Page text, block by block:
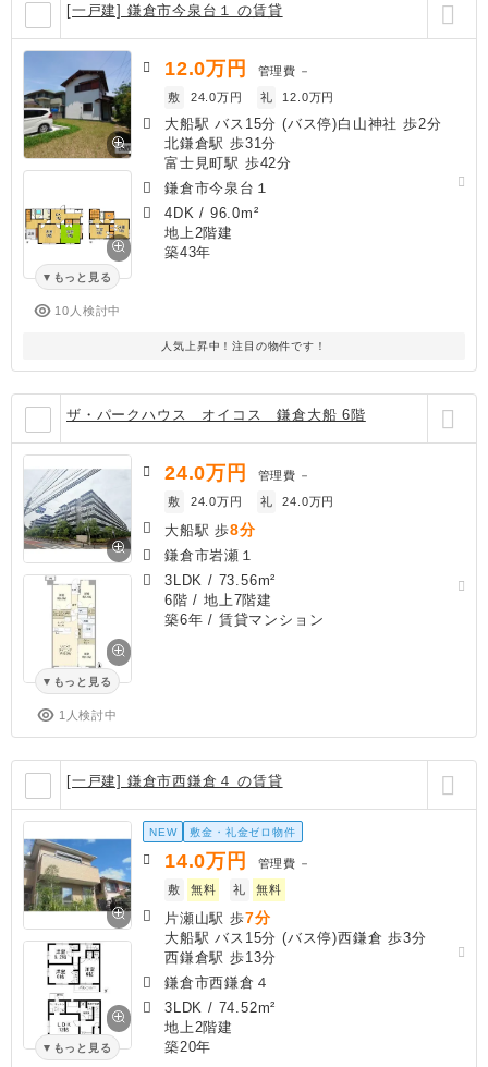
[一戸建] 鎌倉市今泉台１ の賃貸
もっと見る
10人検討中
12.0万円 管理費 －
敷
24.0万円 礼 12.0万円
大船駅 バス15分 (バス停)白山神社 歩2分
北鎌倉駅 歩31分
富士見町駅 歩42分
鎌倉市今泉台１
4DK / 96.0m²
地上2階建
築43年
人気上昇中！注目の物件です！
ザ・パークハウス オイコス 鎌倉大船 6階
もっと見る
1人検討中
24.0万円 管理費 －
敷
24.0万円 礼 24.0万円
大船駅 歩8分
鎌倉市岩瀬１
3LDK / 73.56m²
6階 / 地上7階建
築6年 / 賃貸マンション
[一戸建] 鎌倉市西鎌倉４ の賃貸
もっと見る
NEW 敷金・礼金ゼロ物件
14.0万円 管理費 －
敷
無料 礼 無料
片瀬山駅 歩7分
大船駅 バス15分 (バス停)西鎌倉 歩3分
西鎌倉駅 歩13分
鎌倉市西鎌倉４
3LDK / 74.52m²
地上2階建
築20年